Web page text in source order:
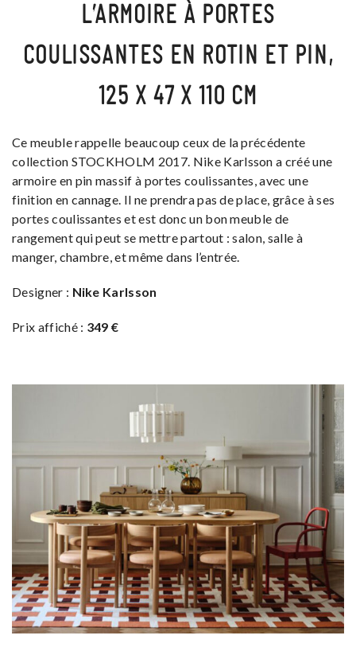
L’ARMOIRE À PORTES
COULISSANTES EN ROTIN ET PIN,
125 X 47 X 110 CM
Ce meuble rappelle beaucoup ceux de la précédente
collection STOCKHOLM 2017. Nike Karlsson a créé une
armoire en pin massif à portes coulissantes, avec une
finition en cannage. Il ne prendra pas de place, grâce à ses
portes coulissantes et est donc un bon meuble de
rangement qui peut se mettre partout : salon, salle à
manger, chambre, et même dans l’entrée.
Designer : Nike Karlsson
Prix affiché : 349 €